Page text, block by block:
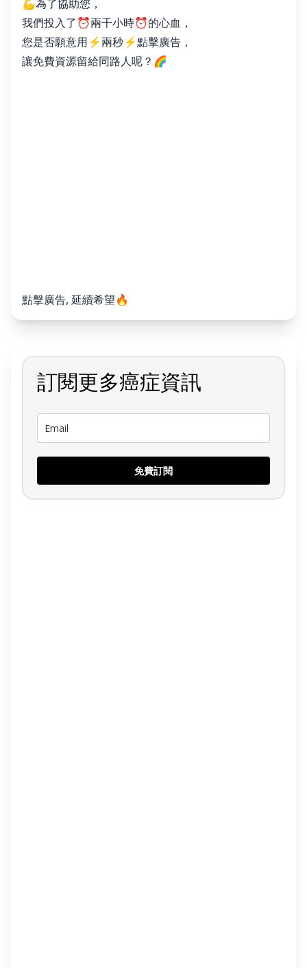
💪為了協助您，
我們投入了⏰兩千小時⏰的心血，
您是否願意用⚡️兩秒⚡️點擊廣告，
讓免費資源留給同路人呢？🌈
點擊廣告, 延續希望🔥
訂閱更多癌症資訊
免費訂閱